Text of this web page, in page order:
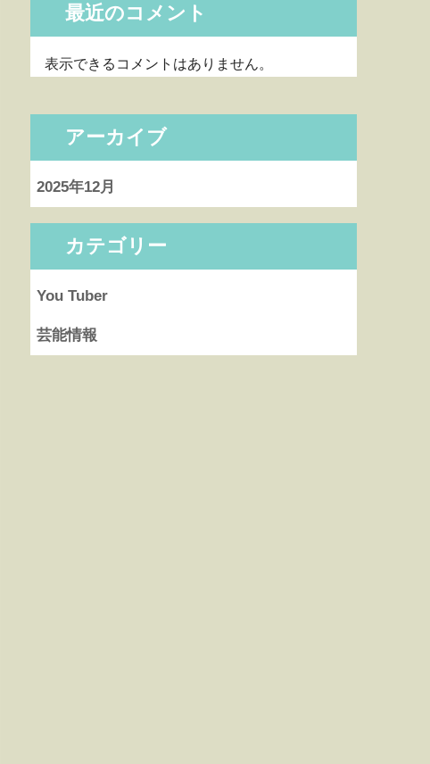
最近のコメント
表示できるコメントはありません。
アーカイブ
2025年12月
カテゴリー
You Tuber
芸能情報